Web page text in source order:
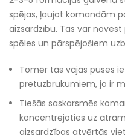
spējas, ļaujot komandām
aizsardzību. Tas var
spēles un pārspējošiem
Tomēr tās vājās puses
pretuzbrukumiem, jo ir
Tiešās saskarsmēs
koncentrējoties uz
aizsardzības atvērtās